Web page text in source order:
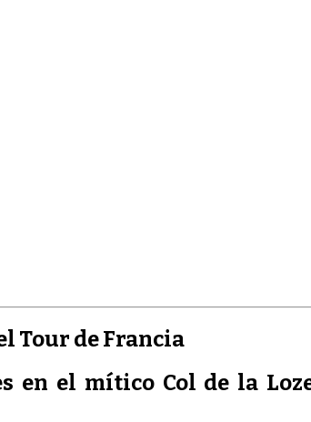
Tour de Francia
en el mítico Col de la